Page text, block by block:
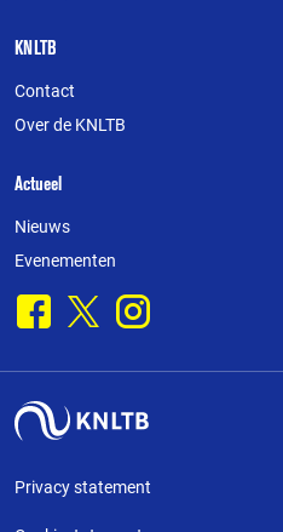
KNLTB
Contact
Over de KNLTB
Actueel
Nieuws
Evenementen
Facebook
X Instagram
Privacy statement